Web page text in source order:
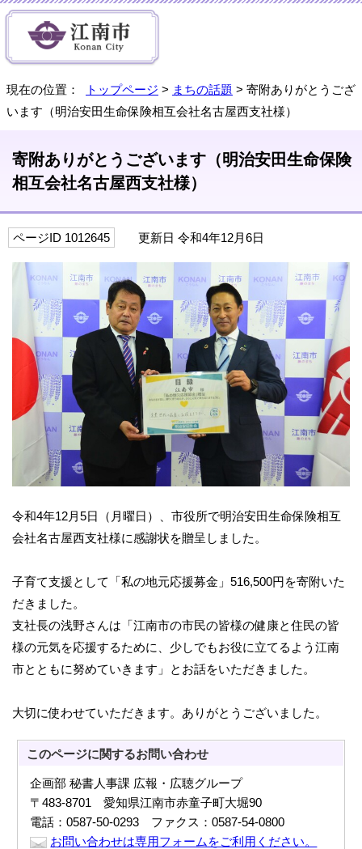
現在の位置： トップページ > まちの話題 > 寄附ありがとうござ
います（明治安田生命保険相互会社名古屋西支社様）
寄附ありがとうございます（明治安田生命保険
相互会社名古屋西支社様）
ページID 1012645 更新日 令和4年12月6日
令和4年12月5日（月曜日）、市役所で明治安田生命保険相互
会社名古屋西支社様に感謝状を贈呈しました。
子育て支援として「私の地元応援募金」516,500円を寄附いた
だきました。
支社長の浅野さんは「江南市の市民の皆様の健康と住民の皆
様の元気を応援するために、少しでもお役に立てるよう江南
市とともに努めていきます」とお話をいただきました。
大切に使わせていただきます。ありがとうございました。
このページに関するお問い合わせ
企画部 秘書人事課 広報・広聴グループ
〒483-8701 愛知県江南市赤童子町大堀90
電話：0587-50-0293 ファクス：0587-54-0800
お問い合わせは専用フォームをご利用ください。